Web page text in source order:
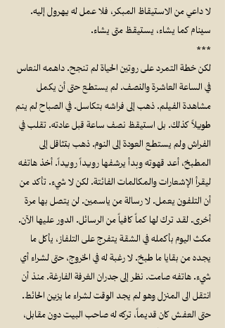
لا داعي من الاستيقاظ المبكر، فلا عمل له يهرول إليه.
سينام كما يشاء، يستيقظ متى يشاء.
***
لكن خطة التمرد على روتين الحياة لم تنجح. داهمه النعاس
في الساعة العاشرة والنصف. لم يستطع حتى أن يكمل
مشاهدة الفيلم. ذهب إلى فراشه بتكاسل. في الصباح لم ينم
طويلاً كذلك. بل استيقظ نصف ساعة قبل عادته. تقلب في
الفراش ولم يستطع العودة إلى النوم. ذهب بتثاقل إلى
المطبخ، أعد قهوته وبدأ يرشفها رويداً رويداً. أخذ هاتفه
ليقرأ الإشعارات والمكالمات الفائتة. لكن لا شيء. تأكد من
أن التلفون يعمل. لا رسالة من ياسمين. لن يتصل بها مرة
أخرى. لقد ترك لها كماً كافياً من الرسائل. الدور عليها الآن.
مكث اليوم بأكمله في الشقة يتفرج على التلفاز، يأكل ما
يجده من بقايا ما طبخ. لا رغبة له في الخروج، حتى لشراء أي
شيء. هاتفه صامت. نظر إلى جدران الغرفة الفارغة. منذ أن
انتقل الى المنزل وهو لم يجد الوقت لشراء ما يزين الحائط.
حتى العفش كان قديماً، تركه له صاحب البيت دون مقابل،